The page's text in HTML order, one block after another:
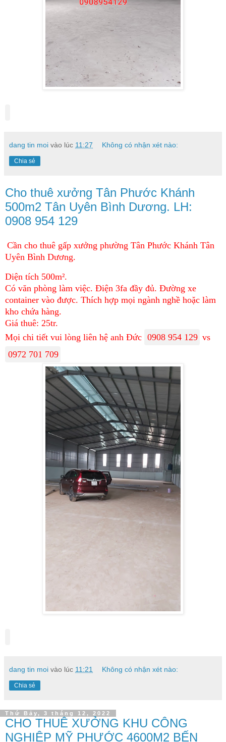
dang tin moi vào lúc 11:27 Không có nhận xét nào:
Chia sẻ
Cho thuê xưởng Tân Phước Khánh
500m2 Tân Uyên Bình Dương. LH:
0908 954 129
Cần cho thuê gấp xưởng phường Tân Phước Khánh Tân
Uyên Bình Dương.
Diện tích 500m².
Có văn phòng làm việc. Điện 3fa đầy đủ. Đường xe
container vào được. Thích hợp mọi ngành nghề hoặc làm
kho chứa hàng.
Giá thuê: 25tr.
Mọi chi tiết vui lòng liên hệ anh Đức 0908 954 129 vs
0972 701 709
dang tin moi vào lúc 11:21 Không có nhận xét nào:
Chia sẻ
Thứ Bảy, 3 tháng 12, 2022
CHO THUÊ XƯỞNG KHU CÔNG
NGHIỆP MỸ PHƯỚC 4600M2 BẾN